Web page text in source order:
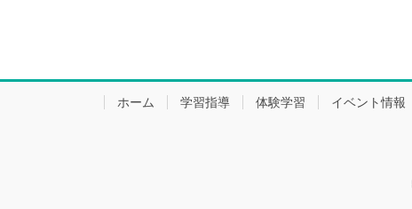
ホーム 学習指導 体験学習 イベント情報